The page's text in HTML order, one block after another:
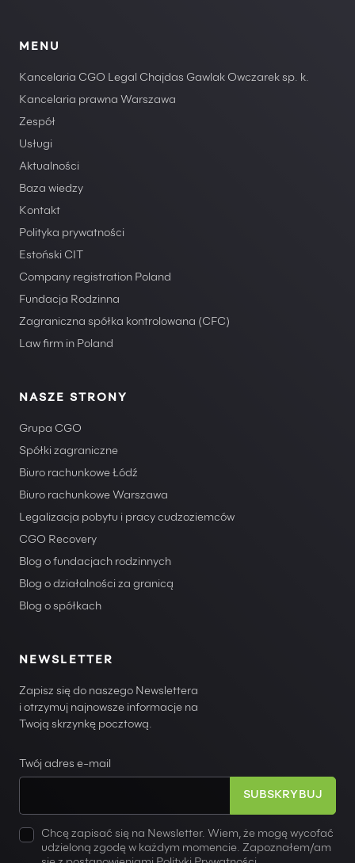
MENU
Kancelaria CGO Legal Chajdas Gawlak Owczarek sp. k.
Kancelaria prawna Warszawa
Zespół
Usługi
Aktualności
Baza wiedzy
Kontakt
Polityka prywatności
Estoński CIT
Company registration Poland
Fundacja Rodzinna
Zagraniczna spółka kontrolowana (CFC)
Law firm in Poland
NASZE STRONY
Grupa CGO
Spółki zagraniczne
Biuro rachunkowe Łódź
Biuro rachunkowe Warszawa
Legalizacja pobytu i pracy cudzoziemców
CGO Recovery
Blog o fundacjach rodzinnych
Blog o działalności za granicą
Blog o spółkach
NEWSLETTER
Zapisz się do naszego Newslettera
i otrzymuj najnowsze informacje na
Twoją skrzynkę pocztową.
Twój adres e-mail
Chcę zapisać się na Newsletter. Wiem, że mogę wycofać
udzieloną zgodę w każdym momencie. Zapoznałem/am